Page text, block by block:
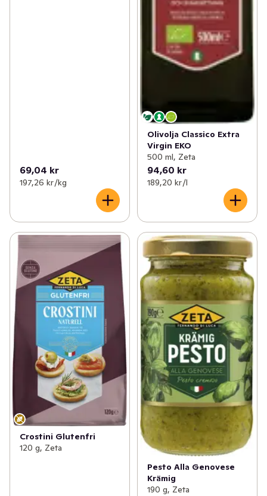
69,04 kr
197,26 kr /kg
Olivolja Classico Extra
Virgin EKO
500 ml, Zeta
94,60 kr
189,20 kr /l
Crostini Glutenfri
120 g, Zeta
Pesto Alla Genovese
Krämig
190 g, Zeta